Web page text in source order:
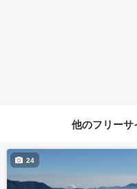
他のフリーサ
24